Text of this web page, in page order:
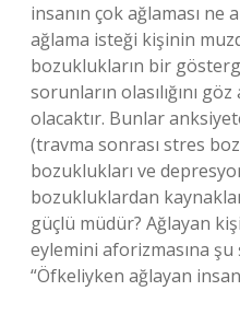
insanın çok ağlaması ne
ağlama isteği kişinin
bozuklukların bir
sorunların olasılığını
olacaktır. Bunlar
(travma sonrası stres
bozuklukları ve
bozukluklardan
güçlü müdür? Ağlayan
eylemini aforizmasına
“Öfkeliyken ağlayan